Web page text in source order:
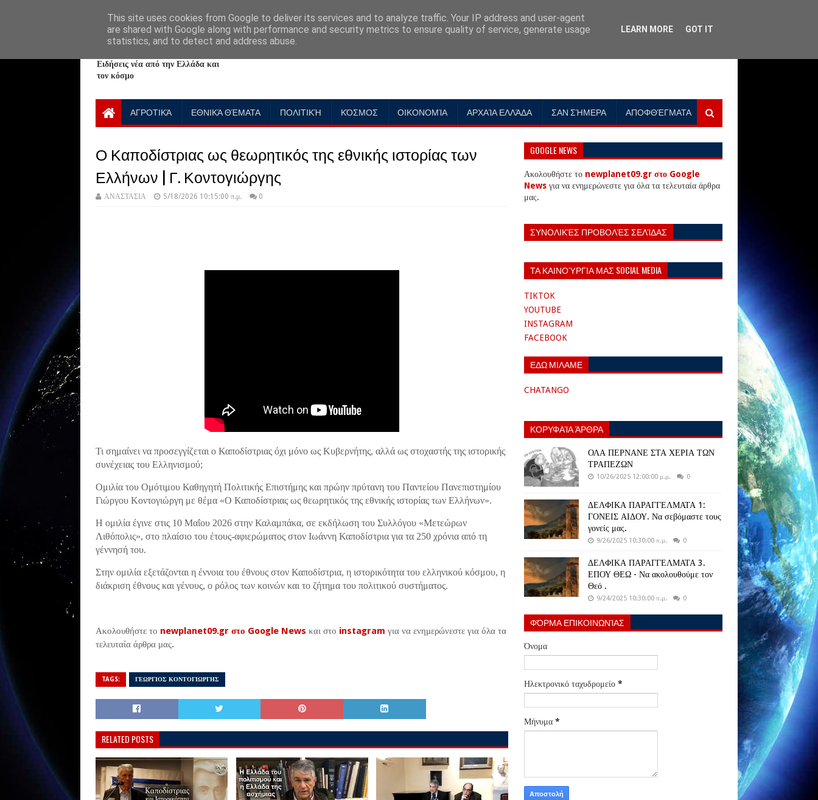
NewPlanet09
Ειδήσεις νέα από την Ελλάδα και
τον κόσμο
ΑΓΡΟΤΙΚΆ ΕΘΝΙΚΆ ΘΈΜΑΤΑ ΠΟΛΙΤΙΚΉ ΚΌΣΜΟΣ ΟΙΚΟΝΟΜΊΑ ΑΡΧΑΊΑ ΕΛΛΆΔΑ ΣΑΝ ΣΉΜΕΡΑ ΑΠΟΦΘΈΓΜΑΤΑ
Ο Καποδίστριας ως θεωρητικός της εθνικής ιστορίας των
Ελλήνων | Γ. Κοντογιώργης
ΑΝΑΣΤΑΣΙΑ 5/18/2026 10:15:00 π.μ. 0
Τι σημαίνει να προσεγγίζεται ο Καποδίστριας όχι μόνο ως Κυβερνήτης, αλλά ως στοχαστής της ιστορικής
συνέχειας του Ελληνισμού;
Ομιλία του Ομότιμου Καθηγητή Πολιτικής Επιστήμης και πρώην πρύτανη του Παντείου Πανεπιστημίου
Γιώργου Κοντογιώργη με θέμα «Ο Καποδίστριας ως θεωρητικός της εθνικής ιστορίας των Ελλήνων».
Η ομιλία έγινε στις 10 Μαΐου 2026 στην Καλαμπάκα, σε εκδήλωση του Συλλόγου «Μετεώρων
Λιθόπολις», στο πλαίσιο του έτους-αφιερώματος στον Ιωάννη Καποδίστρια για τα 250 χρόνια από τη
γέννησή του.
Στην ομιλία εξετάζονται η έννοια του έθνους στον Καποδίστρια, η ιστορικότητα του ελληνικού κόσμου, η
διάκριση έθνους και γένους, ο ρόλος των κοινών και το ζήτημα του πολιτικού συστήματος.
Ακολουθήστε το newplanet09.gr στο Google News και στο instagram για να ενημερώνεστε για όλα τα
τελευταία άρθρα μας.
TAGS: ΓΕΩΡΓΙΟΣ ΚΟΝΤΟΓΙΩΡΓΗΣ
RELATED POSTS
GOOGLE NEWS
Ακολουθήστε το newplanet09.gr στο Google
News για να ενημερώνεστε για όλα τα τελευταία άρθρα
μας.
ΣΥΝΟΛΙΚΈΣ ΠΡΟΒΟΛΈΣ ΣΕΛΊΔΑΣ
ΤΑ ΚΑΙΝΟΎΡΓΙΑ ΜΑΣ SOCIAL MEDIA
TIKTOK
YOUTUBE
INSTAGRAM
FACEBOOK
ΕΔΩ ΜΙΛΑΜΕ
CHATANGO
ΚΟΡΥΦΑΊΑ ΆΡΘΡΑ
ΟΛΑ ΠΕΡΝΑΝΕ ΣΤΑ ΧΕΡΙΑ ΤΩΝ
ΤΡΑΠΕΖΩΝ
10/26/2025 12:00:00 μ.μ. 0
ΔΕΛΦΙΚΑ ΠΑΡΑΓΓΕΛΜΑΤΑ 1:
ΓΟΝΕΙΣ ΑΙΔΟΥ. Να σεβόμαστε τους
γονείς μας.
9/26/2025 10:30:00 π.μ. 0
ΔΕΛΦΙΚΑ ΠΑΡΑΓΓΕΛΜΑΤΑ 3.
ΕΠΟΥ ΘΕΩ - Να ακολουθούμε τον
Θεό .
9/24/2025 10:30:00 π.μ. 0
ΦΌΡΜΑ ΕΠΙΚΟΙΝΩΝΊΑΣ
Όνομα
Ηλεκτρονικό ταχυδρομείο *
Μήνυμα *
This site uses cookies from Google to deliver its services and to analyze traffic. Your IP address and user-agent
are shared with Google along with performance and security metrics to ensure quality of service, generate usage
statistics, and to detect and address abuse.
LEARN MORE GOT IT